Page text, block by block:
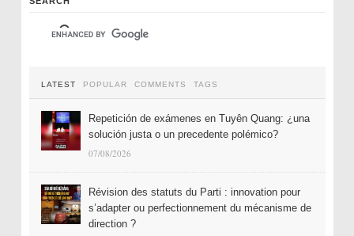
LATEST POPULAR COMMENTS TAGS
Repetición de exámenes en Tuyên Quang: ¿una
solución justa o un precedente polémico?
07/08/2026
Révision des statuts du Parti : innovation pour
s’adapter ou perfectionnement du mécanisme de
direction ?